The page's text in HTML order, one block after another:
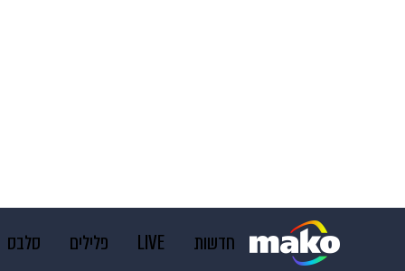
חדשות LIVE פלילים סלבס